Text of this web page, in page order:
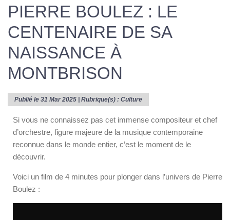
PIERRE BOULEZ : LE
CENTENAIRE DE SA
NAISSANCE À
MONTBRISON
Publié le 31 Mar 2025 | Rubrique(s) : Culture
Si vous ne connaissez pas cet immense compositeur et chef
d’orchestre, figure majeure de la musique contemporaine
reconnue dans le monde entier, c’est le moment de le
découvrir.
Voici un film de 4 minutes pour plonger dans l’univers de Pierre
Boulez :